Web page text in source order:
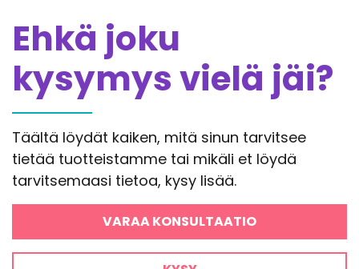
Ehkä joku
kysymys vielä jäi?
Täältä löydät kaiken, mitä sinun tarvitsee
tietää tuotteistamme tai mikäli et löydä
tarvitsemaasi tietoa, kysy lisää.
VARAA KONSULTAATIO